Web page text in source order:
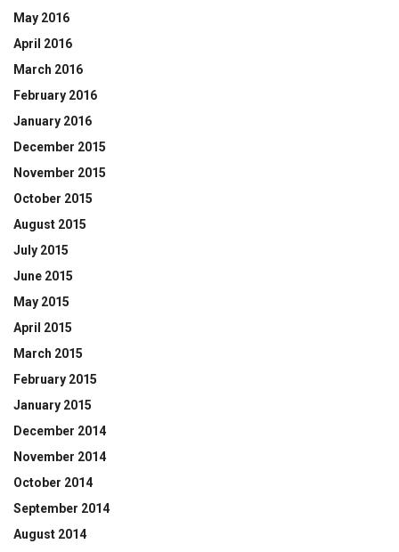
May 2016
April 2016
March 2016
February 2016
January 2016
December 2015
November 2015
October 2015
August 2015
July 2015
June 2015
May 2015
April 2015
March 2015
February 2015
January 2015
December 2014
November 2014
October 2014
September 2014
August 2014